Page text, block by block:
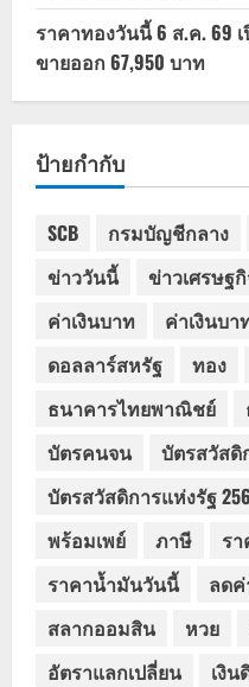
ราคาทองวันนี้ 6 ส.ค. 69
ขายออก 67,950 บาท
ป้ายกำกับ
SCB กรมบัญชีกลาง
ข่าววันนี้
ข่าวเศรษฐ
ค่าเงินบาท
ค่าเงินบ
ดอลลาร์สหรัฐ
ทอง
ธนาคารไทยพาณิชย์
บัตรคนจน
บัตรสวัสดิ
บัตรสวัสดิการแห่งรัฐ
พร้อมเพย์
ภาษี ร
ราคาน้ำมันวันนี้
ลด
สลากออมสิน
หวย
อัตราแลกเปลี่ยน
เงิ